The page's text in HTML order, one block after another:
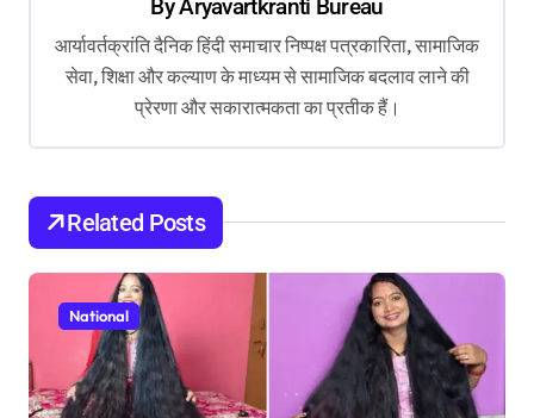
o
n
ByAryavartkranti Bureau
आर्यावर्तक्रांति दैनिक हिंदी समाचार निष्पक्ष पत्रकारिता, सामाजिक
सेवा, शिक्षा और कल्याण के माध्यम से सामाजिक बदलाव लाने की
प्रेरणा और सकारात्मकता का प्रतीक हैं।
Related Posts
National